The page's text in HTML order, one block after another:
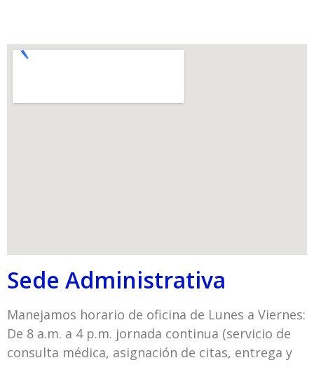
Sede Administrativa
Manejamos horario de oficina de Lunes a Viernes:
De 8 a.m. a 4 p.m. jornada continua (servicio de
consulta médica, asignación de citas, entrega y